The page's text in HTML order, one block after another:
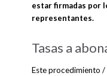
estar firmadas por
representantes.
Tasas a
Este procedimiento